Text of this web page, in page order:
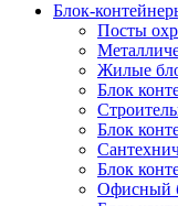
Блок-
Посты
Жилые
Блок
Блок
Блок
Офисный